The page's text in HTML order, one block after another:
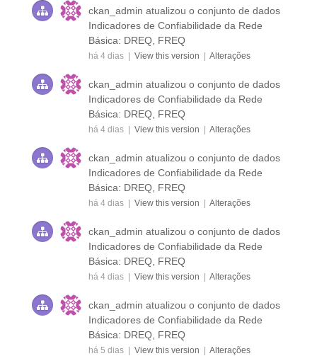
ckan_admin atualizou o conjunto de dados
Indicadores de Confiabilidade da Rede
Básica: DREQ, FREQ
há 4 dias | View this version | Alterações
ckan_admin atualizou o conjunto de dados
Indicadores de Confiabilidade da Rede
Básica: DREQ, FREQ
há 4 dias | View this version | Alterações
ckan_admin atualizou o conjunto de dados
Indicadores de Confiabilidade da Rede
Básica: DREQ, FREQ
há 4 dias | View this version | Alterações
ckan_admin atualizou o conjunto de dados
Indicadores de Confiabilidade da Rede
Básica: DREQ, FREQ
há 4 dias | View this version | Alterações
ckan_admin atualizou o conjunto de dados
Indicadores de Confiabilidade da Rede
Básica: DREQ, FREQ
há 5 dias | View this version | Alterações